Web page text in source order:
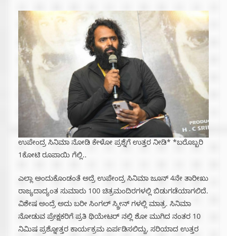
ಉಪೇಂದ್ರ ಸಿನಿಮಾ ನೋಡಿ ಕೇಳೋ ಪ್ರಶ್ನೆಗೆ ಉತ್ತರ ನೀಡಿ* *ಬರೊಬ್ಬರಿ
1ಕೋಟಿ ರೂಪಾಯಿ ಗೆಲ್ಲಿ..
ಎಲ್ಲಾ ಅಂದುಕೊಂಡಂತೆ ಅದ್ರೆ ಉಪೇಂದ್ರ ಸಿನಿಮಾ ಜೂನ್ 4ನೇ ತಾರೀಖು
ರಾಜ್ಯದಾದ್ಯಂತ ಸುಮಾರು 100 ಚಿತ್ರಮಂದಿರಗಳಲ್ಲಿ ಬಿಡುಗಡೆಯಾಗಲಿದೆ.
ವಿಶೇಷ ಅಂದ್ರೆ ಅದು ಬರೀ ಸಿಂಗಲ್ ಸ್ಕ್ರೀನ್ ಗಳಲ್ಲಿ ಮಾತ್ರ. ಸಿನಿಮಾ
ನೋಡುವ ಪ್ರೇಕ್ಷಕರಿಗೆ ಪ್ರತಿ ಥಿಯೇಟರ್ ನಲ್ಲಿ ಶೋ ಮುಗಿದ ನಂತರ 10
ನಿಮಿಷ ಪ್ರಶ್ನೋತ್ತರ ಕಾರ್ಯಕ್ರಮ ಏರ್ಪಡಿಸಲಿದ್ದು, ‌ಸರಿಯಾದ ಉತ್ತರ